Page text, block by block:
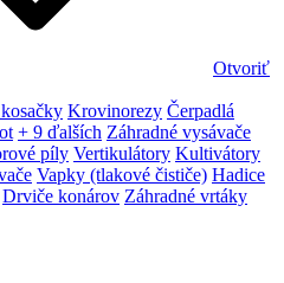
Otvoriť
Krovinorezy Čerpadlá
+ 9 ďalších Záhradné vysávače
píly Vertikulátory Kultivátory
Vapky (tlakové čističe) Hadice
Drviče konárov Záhradné vrtáky